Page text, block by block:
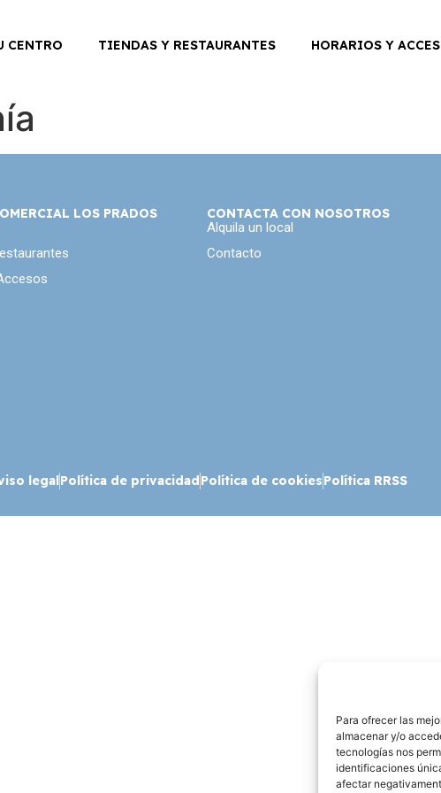
Para ofrecer las
almacenar y/o
tecnologías nos
identificaciones
afectar
CENTRO TIENDAS Y RESTAURANTES HORARIOS Y
LOS PRADOS
CONTACTA CON NOSOTROS
Alquila un local
Contacto
legalPolítica de privacidadPolítica de cookiesPolítica RRSS